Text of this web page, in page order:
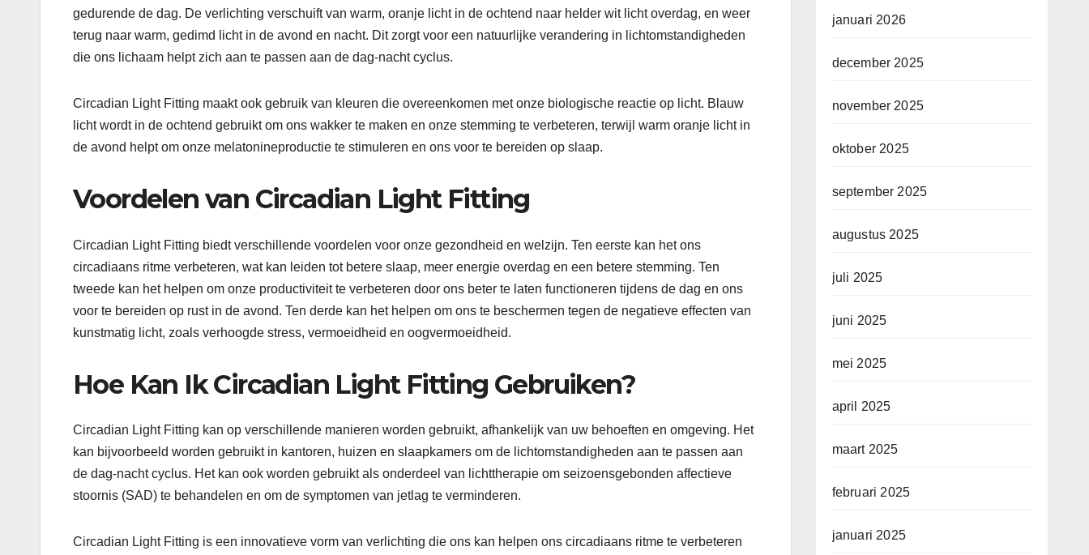
gedurende de dag. De verlichting verschuift van warm, oranje licht in de ochtend naar helder wit licht overdag, en weer
terug naar warm, gedimd licht in de avond en nacht. Dit zorgt voor een natuurlijke verandering in lichtomstandigheden
die ons lichaam helpt zich aan te passen aan de dag-nacht cyclus.
Circadian Light Fitting maakt ook gebruik van kleuren die overeenkomen met onze biologische reactie op licht. Blauw
licht wordt in de ochtend gebruikt om ons wakker te maken en onze stemming te verbeteren, terwijl warm oranje licht in
de avond helpt om onze melatonineproductie te stimuleren en ons voor te bereiden op slaap.
Voordelen van Circadian Light Fitting
Circadian Light Fitting biedt verschillende voordelen voor onze gezondheid en welzijn. Ten eerste kan het ons
circadiaans ritme verbeteren, wat kan leiden tot betere slaap, meer energie overdag en een betere stemming. Ten
tweede kan het helpen om onze productiviteit te verbeteren door ons beter te laten functioneren tijdens de dag en ons
voor te bereiden op rust in de avond. Ten derde kan het helpen om ons te beschermen tegen de negatieve effecten van
kunstmatig licht, zoals verhoogde stress, vermoeidheid en oogvermoeidheid.
Hoe Kan Ik Circadian Light Fitting Gebruiken?
Circadian Light Fitting kan op verschillende manieren worden gebruikt, afhankelijk van uw behoeften en omgeving. Het
kan bijvoorbeeld worden gebruikt in kantoren, huizen en slaapkamers om de lichtomstandigheden aan te passen aan
de dag-nacht cyclus. Het kan ook worden gebruikt als onderdeel van lichttherapie om seizoensgebonden affectieve
stoornis (SAD) te behandelen en om de symptomen van jetlag te verminderen.
Circadian Light Fitting is een innovatieve vorm van verlichting die ons kan helpen ons circadiaans ritme te verbeteren
januari 2026
december 2025
november 2025
oktober 2025
september 2025
augustus 2025
juli 2025
juni 2025
mei 2025
april 2025
maart 2025
februari 2025
januari 2025